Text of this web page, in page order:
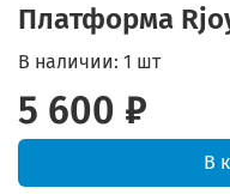
Платформа
В наличии: 1 шт
5 600 ₽
В